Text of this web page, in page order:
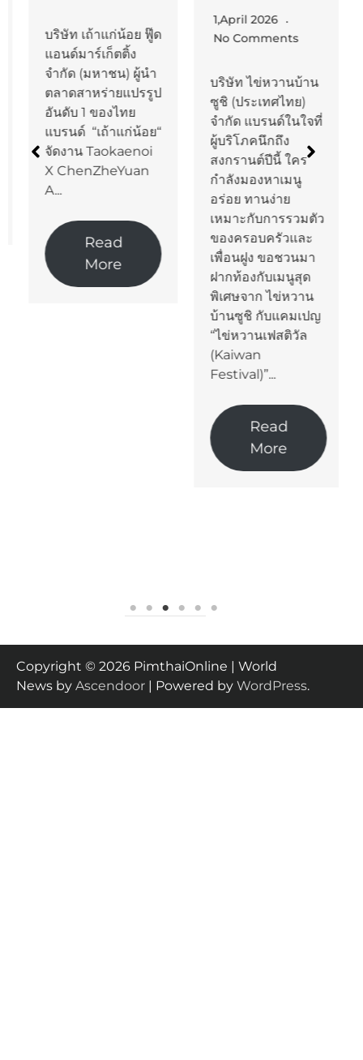
บริษัท เถ้าแก่น้อย ฟู๊ด
แอนด์มาร์เก็ตติ้ง
จำกัด (มหาชน) ผู้นำ
ตลาดสาหร่ายแปรรูป
อันดับ 1 ของไทย
แบรนด์ “เถ้าแก่น้อย“
จัดงาน Taokaenoi
X ChenZheYuan
A...
Read
More
1,April 2026
No Comments
บริษัท ไข่หวานบ้าน
ซูชิ (ประเทศไทย)
จำกัด แบรนด์ในใจที่
ผู้บริโภคนึกถึง
สงกรานต์ปีนี้ ใคร
กำลังมองหาเมนู
อร่อย ทานง่าย
เหมาะกับการรวมตัว
ของครอบครัวและ
เพื่อนฝูง ขอชวนมา
ฝากท้องกับเมนูสุด
พิเศษจาก ไข่หวาน
บ้านซูชิ กับแคมเปญ
“ไข่หวานเฟสติวัล
(Kaiwan
Festival)”...
Read
More
Copyright © 2026 PimthaiOnline | World
News by Ascendoor | Powered by WordPress.